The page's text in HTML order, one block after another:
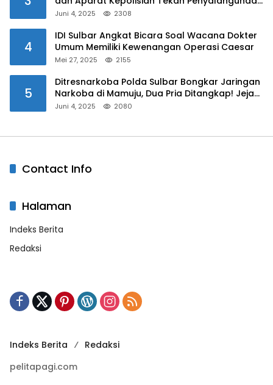
Juni 4, 2025 2308
4
IDI Sulbar Angkat Bicara Soal Wacana Dokter
Umum Memiliki Kewenangan Operasi Caesar
Mei 27, 2025 2155
5
Ditresnarkoba Polda Sulbar Bongkar Jaringan
Narkoba di Mamuju, Dua Pria Ditangkap! Jejak
Juni 4, 2025 2080
Contact Info
Halaman
Indeks Berita
Redaksi
Indeks Berita
Redaksi
pelitapagi.com